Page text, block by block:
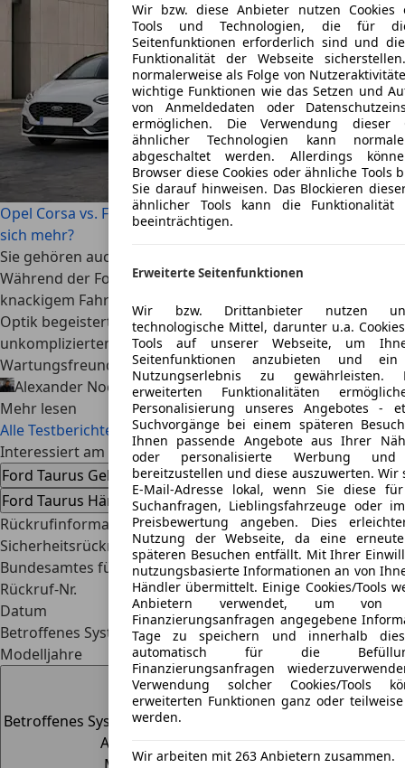
Opel Corsa vs. Ford Fiesta: Welcher Gebrauchtwagen lohnt
sich mehr?
Sie gehören auch gebraucht zu absoluten Bestsellern.
Während der Ford Fiesta MK7 als Fahrmaschine mit
knackigem Fahrwerk, spritzigem Motor und sportlicher
Optik begeistert, punktet der Opel Corsa E mit
unkomplizierten Saugmotoren, hoher
Wartungsfreundlichkeit und günstigen Unterhaltskosten.
Alexander Nocker07.08.2026 · Ø 1 Min. Lesezeit
Mehr lesen
Alle Testberichte
Interessiert am Ford Taurus
Ford Taurus GebrauchtwagenFord Taurus Neuwagen
Ford Taurus Händlerangebote
Rückrufinformationen
Sicherheitsrückrufe des Herstellers und des Kraftfahrt-
Bundesamtes für dieses Fahrzeugmodell.
Rückruf-Nr.
Datum
Betroffenes System
Modelljahre
Rückruf-Nr.:4462
Datum:29.11.2013
Betroffenes System:Riss in der Kraftstoffpumpe kann zum
Austritt von Kraftstoff führen.
Wir bzw. diese Anbieter nutzen Cookies
Tools und Technologien, die für
Seitenfunktionen erforderlich sind und
Funktionalität der Webseite
normalerweise als Folge von
wichtige Funktionen wie das Setzen und
von Anmeldedaten oder
ermöglichen. Die Verwendung dieser
ähnlicher Technologien kann
abgeschaltet werden. Allerdings
Browser diese Cookies oder ähnliche Tools
Sie darauf hinweisen. Das Blockieren
ähnlicher Tools kann die Funktionalität
beeinträchtigen.
Erweiterte Seitenfunktionen
Wir bzw. Drittanbieter nutzen
technologische Mittel, darunter u.a.
Tools auf unserer Webseite, um
Seitenfunktionen anzubieten und ein
Nutzungserlebnis zu gewährleisten.
erweiterten Funktionalitäten
Personalisierung unseres Angebotes -
Suchvorgänge bei einem späteren
Ihnen passende Angebote aus Ihrer
oder personalisierte Werbung und
bereitzustellen und diese auszuwerten. Wir
E-Mail-Adresse lokal, wenn Sie diese
Suchanfragen, Lieblingsfahrzeuge oder
Preisbewertung angeben. Dies
Nutzung der Webseite, da eine
späteren Besuchen entfällt. Mit Ihrer
nutzungsbasierte Informationen an von
Händler übermittelt. Einige Cookies/Tools
Anbietern verwendet, um
Finanzierungsanfragen angegebene
Tage zu speichern und innerhalb
automatisch für die
Finanzierungsanfragen
Verwendung solcher Cookies/Tools
erweiterten Funktionen ganz oder
werden.
Wir arbeiten mit 263 Anbietern zusammen.